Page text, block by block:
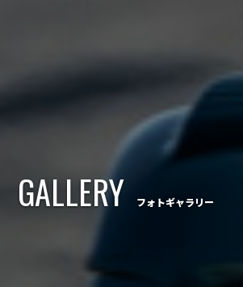
GALLERY フォトギャラリー